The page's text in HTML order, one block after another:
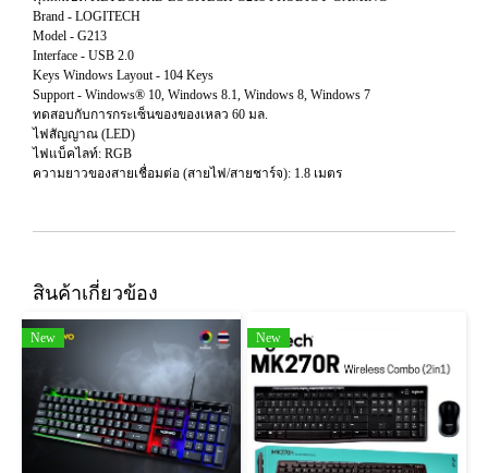
Brand - LOGITECH
Model - G213
Interface - USB 2.0
Keys Windows Layout - 104 Keys
Support - Windows® 10, Windows 8.1, Windows 8, Windows 7
ทดสอบกับการกระเซ็นของของเหลว 60 มล.
ไฟสัญญาณ (LED)
ไฟแบ็คไลท์: RGB
ความยาวของสายเชื่อมต่อ (สายไฟ/สายชาร์จ): 1.8 เมตร
สินค้าเกี่ยวข้อง
New New